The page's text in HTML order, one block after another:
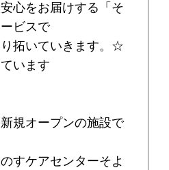
心をお届けする「そ
ビスで
拓いていきます。☆
います
規オープンの施設で
すケアセンターそよ